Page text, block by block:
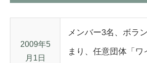
2009年5
月1日
メンバー3名、ボラ
まり、任意団体「ワ